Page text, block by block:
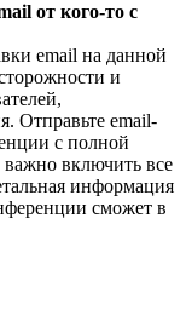
от кого-то с
email на данной
и
Отправьте email-
с полной
включить все
информация
сможет в